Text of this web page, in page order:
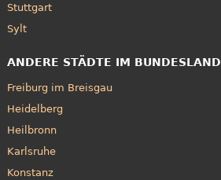
Stuttgart
Sylt
ANDERE STÄDTE IM BUNDESLAND
Freiburg im Breisgau
Heidelberg
Heilbronn
Karlsruhe
Konstanz